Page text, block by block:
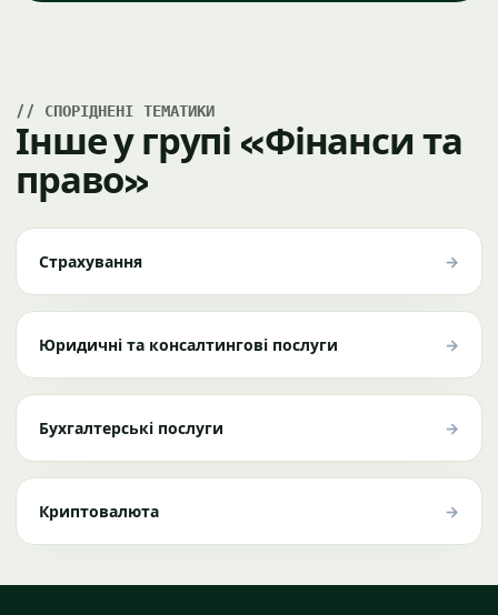
СПОРІДНЕНІ ТЕМАТИКИ
Інше у групі «Фінанси та
право»
Страхування →
Юридичні та консалтингові послуги →
Бухгалтерські послуги →
Криптовалюта →